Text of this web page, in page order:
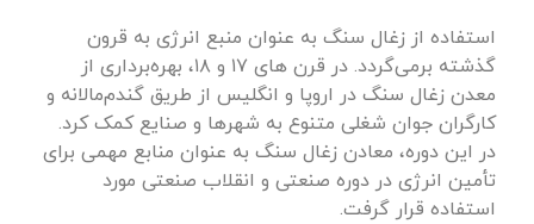
استفاده از زغال سنگ به عنوان منبع انرژی به قرون
گذشته برمی‌گردد. در قرن های ۱۷ و ۱۸، بهره‌برداری از
معدن زغال سنگ در اروپا و انگلیس از طریق گندم‌مالانه و
کارگران جوان شغلی متنوع به شهرها و صنایع کمک کرد.
در این دوره، معادن زغال سنگ به عنوان منابع مهمی برای
تأمین انرژی در دوره صنعتی و انقلاب صنعتی مورد
استفاده قرار گرفت.